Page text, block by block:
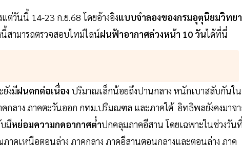
แต่วันนี้ 14-23 ก.ย.68 โดยอ้างอิงแบบจำลองของกรมอุตุนิยมวิทยา
สามารถตรวจสอบไทม์ไลน์ฝนฟ้าอากาศล่วงหน้า 10 วันได้ที่นี่
งมีฝนตกต่อเนื่อง ปริมาณเล็กน้อยถึงปานกลาง หนักเบาสลับกันใน
กลาง ภาคตะวันออก กทม.ปริมณฑล และภาคใต้ อิทธิพลยังคงมาจ
มีหย่อมความกดอากาศต่ำปกคลุมภาคอีสาน โดยเฉพาะในช่วงวัน
ภาคเหนือตอนล่าง ภาคกลาง ภาคอีสานตอนกลางและตอนล่าง ภาค